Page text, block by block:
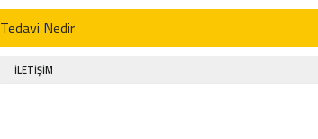
Nedir
Zehirler Mi
Faydaları
İLETİŞİM